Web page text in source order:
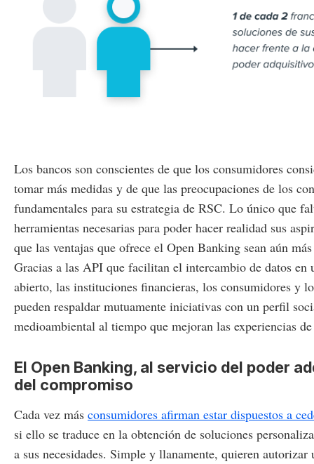
Los bancos son conscientes de que los consumidores
tomar más medidas y de que las preocupaciones de los
fundamentales para su estrategia de RSC. Lo único que
herramientas necesarias para poder hacer realidad sus
que las ventajas que ofrece el Open Banking sean aún
Gracias a las API que facilitan el intercambio de datos en
abierto, las instituciones financieras, los consumidores y
pueden respaldar mutuamente iniciativas con un perfil
medioambiental al tiempo que mejoran las experiencias
El Open Banking, al servicio del poder
del compromiso
Cada vez más consumidores afirman estar dispuestos a
si ello se traduce en la obtención de soluciones
a sus necesidades. Simple y llanamente, quieren autorizar